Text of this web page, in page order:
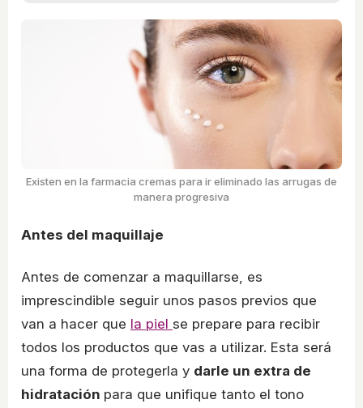
Existen en la farmacia cremas para ir eliminado las arrugas de
manera progresiva
Antes del maquillaje
Antes de comenzar a maquillarse, es
imprescindible seguir unos pasos previos que
van a hacer que la piel se prepare para recibir
todos los productos que vas a utilizar. Esta será
una forma de protegerla y darle un extra de
hidratación para que unifique tanto el tono